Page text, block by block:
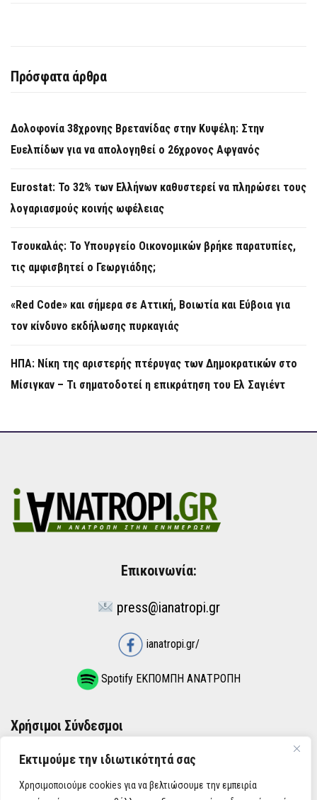
Εκτιμούμε την ιδιωτικότητά σας
Χρησιμοποιούμε cookies για να βελτιώσουμε την εμπειρία
Πρόσφατα άρθρα
Δολοφονία 38χρονης Βρετανίδας στην Κυψέλη: Στην
Ευελπίδων για να απολογηθεί ο 26χρονος Αφγανός
Eurostat: Το 32% των Ελλήνων καθυστερεί να πληρώσει τους
λογαριασμούς κοινής ωφέλειας
Τσουκαλάς: Το Υπουργείο Οικονομικών βρήκε παρατυπίες,
τις αμφισβητεί ο Γεωργιάδης;
«Red Code» και σήμερα σε Αττική, Βοιωτία και Εύβοια για
τον κίνδυνο εκδήλωσης πυρκαγιάς
ΗΠΑ: Νίκη της αριστερής πτέρυγας των Δημοκρατικών στο
Μίσιγκαν – Τι σηματοδοτεί η επικράτηση του Ελ Σαγιέντ
Επικοινωνία:
press@ianatropi.gr
ianatropi.gr/
Spotify ΕΚΠΟΜΠΗ ΑΝΑΤΡΟΠΗ
Χρήσιμοι Σύνδεσμοι
ΌΡΟΙ ΧΡΉΣΗΣ
ΠΟΛΙΤΙΚΉ ΑΠΟΡΡΉΤΟΥ